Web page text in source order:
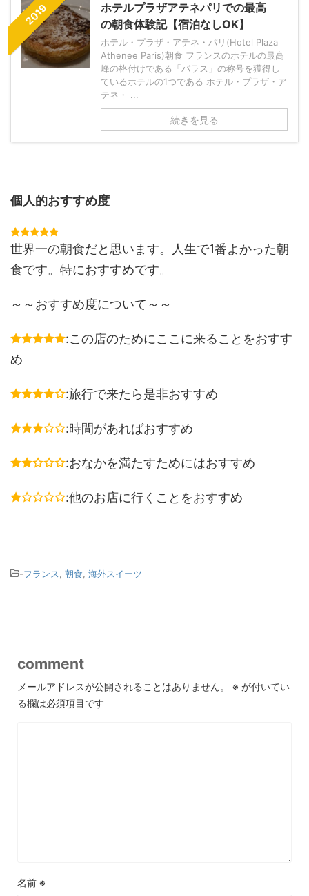
2019
ホテルプラザアテネパリでの最高
の朝食体験記【宿泊なしOK】
ホテル・プラザ・アテネ・パリ(Hotel Plaza
Athenee Paris)朝食 フランスのホテルの最高
峰の格付けである「パラス」の称号を獲得し
ているホテルの1つである ホテル・プラザ・ア
テネ・ ...
続きを見る
個人的おすすめ度
世界一の朝食だと思います。人生で1番よかった朝
食です。特におすすめです。
～～おすすめ度について～～
:この店のためにここに来ることをおすす
め
:旅行で来たら是非おすすめ
:時間があればおすすめ
:おなかを満たすためにはおすすめ
:他のお店に行くことをおすすめ
-フランス, 朝食, 海外スイーツ
comment
メールアドレスが公開されることはありません。 ※ が付いてい
る欄は必須項目です
名前 ※